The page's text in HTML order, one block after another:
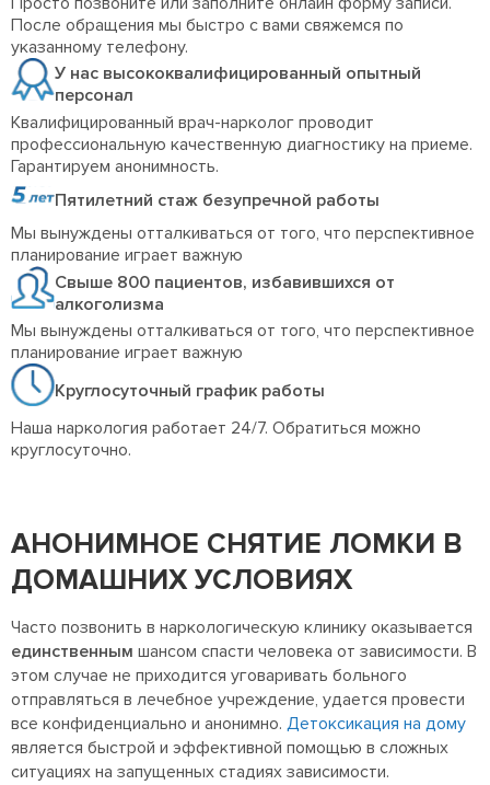
После обращения мы быстро с вами свяжемся по
указанному телефону.
У нас высококвалифицированный опытный
персонал
Квалифицированный врач-нарколог проводит
профессиональную качественную диагностику на приеме.
Гарантируем анонимность.
Пятилетний стаж безупречной работы
Мы вынуждены отталкиваться от того, что перспективное
планирование играет важную
Свыше 800 пациентов, избавившихся от
алкоголизма
Мы вынуждены отталкиваться от того, что перспективное
планирование играет важную
Круглосуточный график работы
Наша наркология работает 24/7. Обратиться можно
круглосуточно.
АНОНИМНОЕ СНЯТИЕ ЛОМКИ В
ДОМАШНИХ УСЛОВИЯХ
Часто позвонить в наркологическую клинику оказывается
единственным шансом спасти человека от зависимости. В
этом случае не приходится уговаривать больного
отправляться в лечебное учреждение, удается провести
все конфиденциально и анонимно. Детоксикация на дому
является быстрой и эффективной помощью в сложных
ситуациях на запущенных стадиях зависимости.